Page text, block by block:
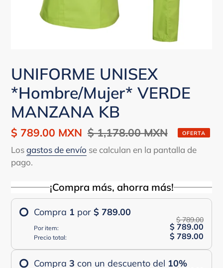
UNIFORME UNISEX
*Hombre/Mujer* VERDE
MANZANA KB
Precio
de
venta
$ 789.00 MXN Precio
habitual
$ 1,178.00 MXN OFERTA
Losgastos de envío se calculan en la pantalla de
pago.
¡Compra más, ahorra más!
Compra 1 por $ 789.00
Por item:
$ 789.00
$ 789.00
Precio total: $ 789.00
Compra 3 con un descuento del 10%